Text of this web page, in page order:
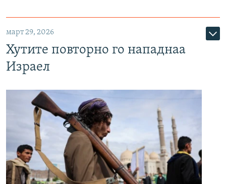
март 29, 2026
Хутите повторно го нападнаа
Израел